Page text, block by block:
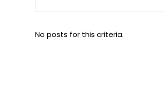
No posts for this criteria.